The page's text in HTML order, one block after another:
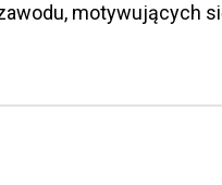
motywujących